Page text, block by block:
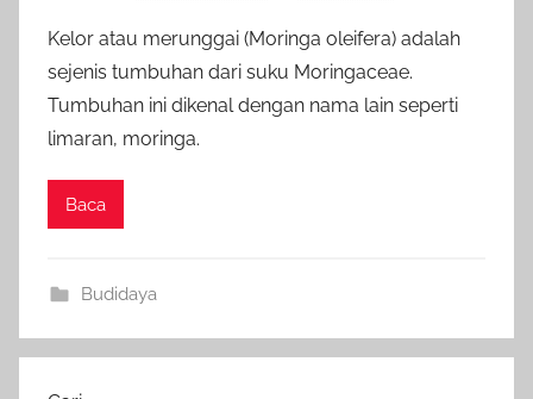
Kelor atau merunggai (Moringa oleifera) adalah
sejenis tumbuhan dari suku Moringaceae.
Tumbuhan ini dikenal dengan nama lain seperti
limaran, moringa.
Baca
Budidaya